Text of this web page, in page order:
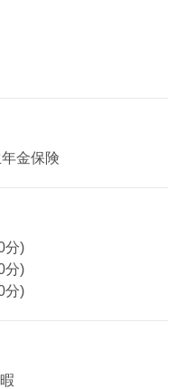
金保険
分)
分)
分)